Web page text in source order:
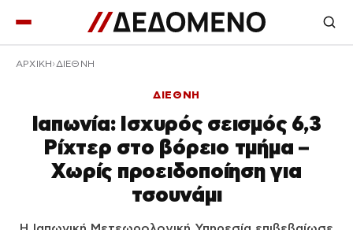
ΑΡΧΙΚΉ ΔΙΕΘΝΗ
ΔΙΕΘΝΗ
Ιαπωνία: Ισχυρός σεισμός 6,3
Ρίχτερ στο βόρειο τμήμα –
Χωρίς προειδοποίηση για
τσουνάμι